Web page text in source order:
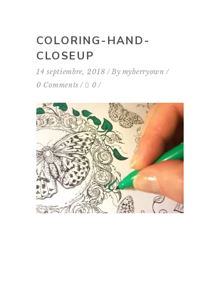
COLORING-HAND-
CLOSEUP
14 septiembre, 2018 By myberryown
0 Comments
0